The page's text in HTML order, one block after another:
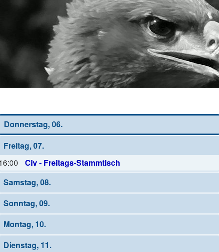
Donnerstag, 06.
Freitag, 07.
Civ - Freitags-Stammtisch
Samstag, 08.
Sonntag, 09.
Montag, 10.
Dienstag, 11.